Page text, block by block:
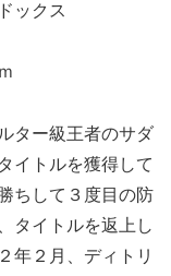
ックス
ター級王者のサダ
イトルを獲得して
ちして３度目の防
タイトルを返上し
年２月、ディトリ